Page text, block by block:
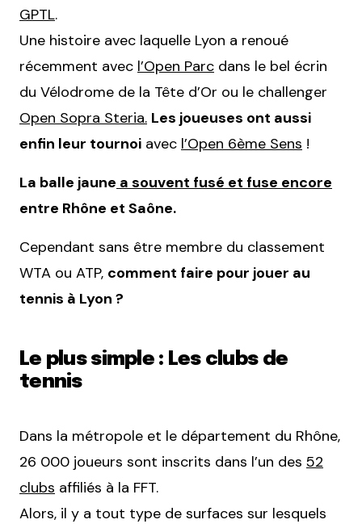
GPTL.
Une histoire avec laquelle Lyon a renoué
récemment avec l’Open Parc dans le bel écrin
du Vélodrome de la Tête d’Or ou le challenger
Open Sopra Steria. Les joueuses ont aussi
enfin leur tournoi avec l’Open 6ème Sens !
La balle jaune a souvent fusé et fuse encore
entre Rhône et Saône.
Cependant sans être membre du classement
WTA ou ATP, comment faire pour jouer au
tennis à Lyon ?
Le plus simple : Les clubs de
tennis
Dans la métropole et le département du Rhône,
26 000 joueurs sont inscrits dans l’un des 52
clubs affiliés à la FFT.
Alors, il y a tout type de surfaces sur lesquels